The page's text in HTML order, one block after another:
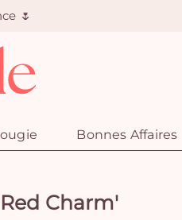
🌷
Bonnes Affaires
Charm'